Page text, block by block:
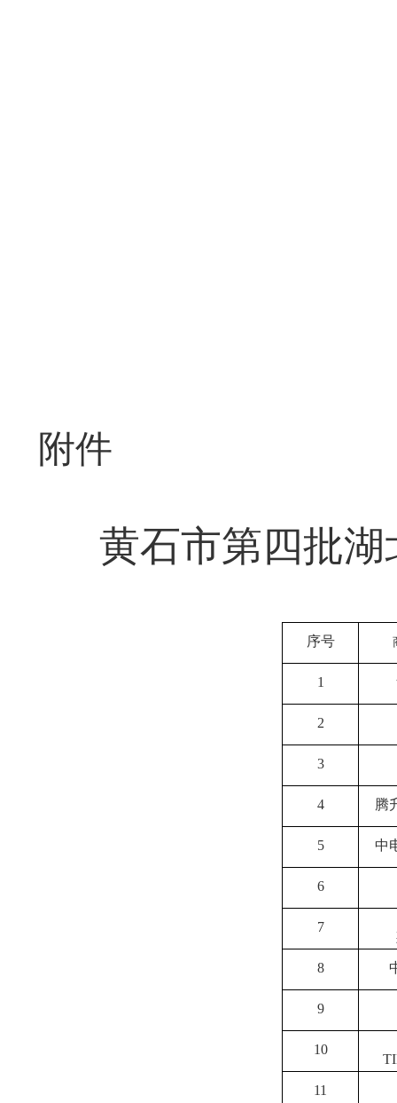
附件
黄石市第四批湖
序号
1
2
3
4 腾
5 中
6
7
8
9
10
11